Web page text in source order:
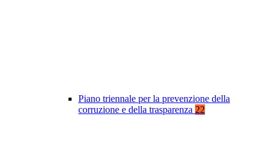
Piano triennale per la prevenzione della
corruzione e della trasparenza 22